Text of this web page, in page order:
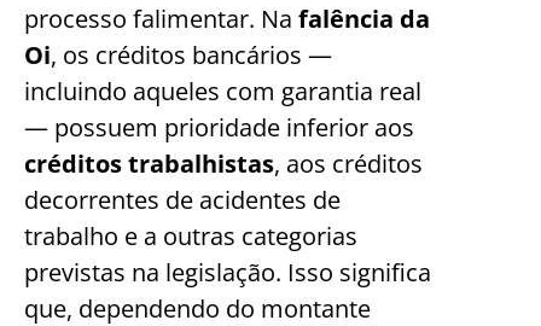
processo falimentar. Na falência da
Oi, os créditos bancários —
incluindo aqueles com garantia real
— possuem prioridade inferior aos
créditos trabalhistas, aos créditos
decorrentes de acidentes de
trabalho e a outras categorias
previstas na legislação. Isso significa
que, dependendo do montante